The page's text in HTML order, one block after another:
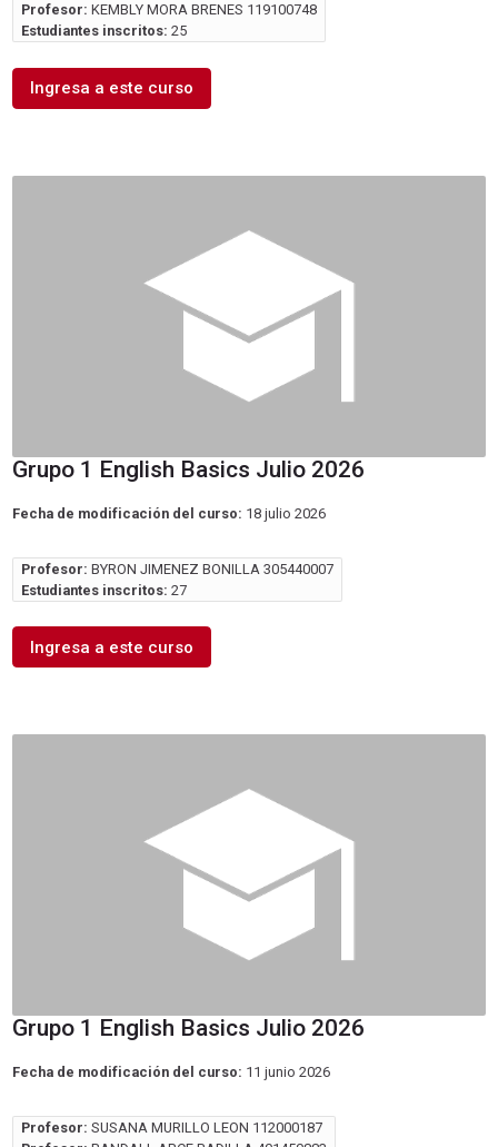
Profesor: KEMBLY MORA BRENES 119100748
Estudiantes inscritos: 25
Ingresa a este curso
Grupo 1 English Basics Julio 2026
Fecha de modificación del curso: 18 julio 2026
Profesor: BYRON JIMENEZ BONILLA 305440007
Estudiantes inscritos: 27
Ingresa a este curso
Grupo 1 English Basics Julio 2026
Fecha de modificación del curso: 11 junio 2026
Profesor: SUSANA MURILLO LEON 112000187